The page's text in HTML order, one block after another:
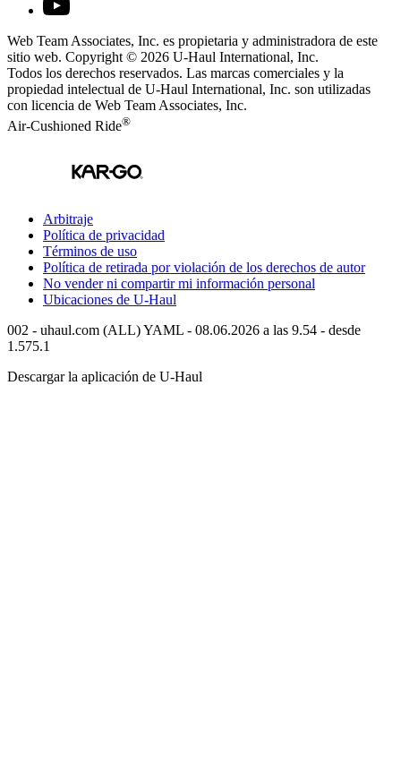
Web Team Associates, Inc. es propietaria y administradora de este
sitio web. Copyright © 2026 U-Haul International, Inc.
Todos los derechos reservados. Las marcas comerciales y la
propiedad intelectual de U-Haul International, Inc. son utilizadas
con licencia de Web Team Associates, Inc.
Air-Cushioned Ride®
Arbitraje
Política de privacidad
Términos de uso
Política de retirada por violación de los derechos de autor
No vender ni compartir mi información personal
Ubicaciones de U-Haul
002 - uhaul.com (ALL) YAML - 08.06.2026 a las 9.54 - desde
1.575.1
Descargar la aplicación de U-Haul